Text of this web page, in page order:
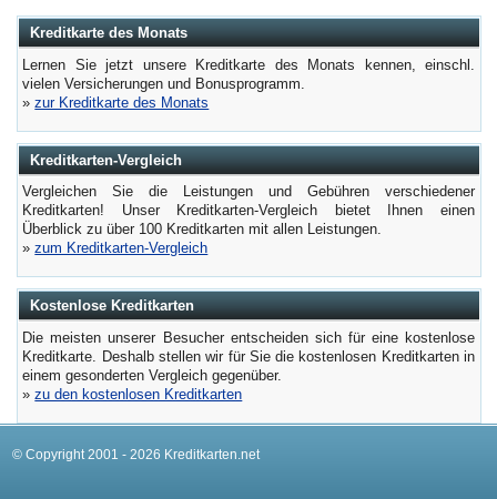
Kreditkarte des Monats
Lernen Sie jetzt unsere Kreditkarte des Monats kennen, einschl.
vielen Versicherungen und Bonusprogramm.
»zur Kreditkarte des Monats
Kreditkarten-Vergleich
Vergleichen Sie die Leistungen und Gebühren verschiedener
Kreditkarten! Unser Kreditkarten-Vergleich bietet Ihnen einen
Überblick zu über 100 Kreditkarten mit allen Leistungen.
»zum Kreditkarten-Vergleich
Kostenlose Kreditkarten
Die meisten unserer Besucher entscheiden sich für eine kostenlose
Kreditkarte. Deshalb stellen wir für Sie die kostenlosen Kreditkarten in
einem gesonderten Vergleich gegenüber.
»zu den kostenlosen Kreditkarten
© Copyright 2001 - 2026 Kreditkarten.net